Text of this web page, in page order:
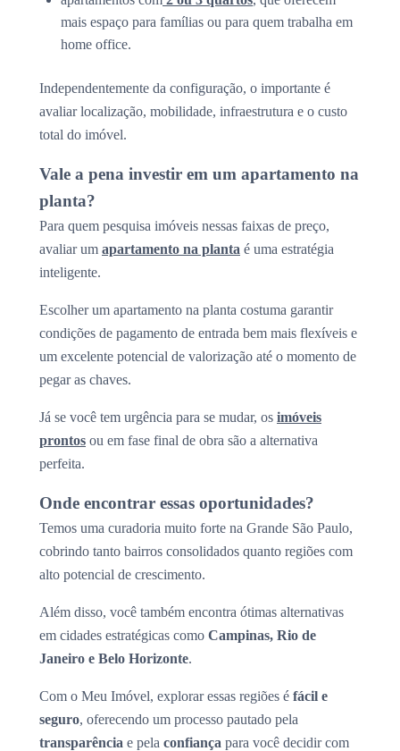
mais espaço para famílias ou para quem trabalha em
home office.
Independentemente da configuração, o importante é
avaliar localização, mobilidade, infraestrutura e o custo
total do imóvel.
Vale a pena investir em um apartamento na
planta?
Para quem pesquisa imóveis nessas faixas de preço,
avaliar um apartamento na planta é uma estratégia
inteligente.
Escolher um apartamento na planta costuma garantir
condições de pagamento de entrada bem mais flexíveis e
um excelente potencial de valorização até o momento de
pegar as chaves.
Já se você tem urgência para se mudar, os imóveis
prontos ou em fase final de obra são a alternativa
perfeita.
Onde encontrar essas oportunidades?
Temos uma curadoria muito forte na Grande São Paulo,
cobrindo tanto bairros consolidados quanto regiões com
alto potencial de crescimento.
Além disso, você também encontra ótimas alternativas
em cidades estratégicas como Campinas, Rio de
Janeiro e Belo Horizonte.
Com o Meu Imóvel, explorar essas regiões é fácil e
seguro, oferecendo um processo pautado pela
transparência e pela confiança para você decidir com